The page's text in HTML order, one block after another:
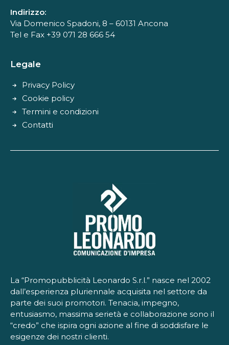
Indirizzo:
Via Domenico Spadoni, 8 – 60131 Ancona
Tel e Fax +39 071 28 666 54
Legale
Privacy Policy
Cookie policy
Termini e condizioni
Contatti
La “Promopubblicità Leonardo S.r.l.” nasce nel 2002
dall’esperienza pluriennale acquisita nel settore da
parte dei suoi promotori. Tenacia, impegno,
entusiasmo, massima serietà e collaborazione sono il
“credo” che ispira ogni azione al fine di soddisfare le
esigenze dei nostri clienti.